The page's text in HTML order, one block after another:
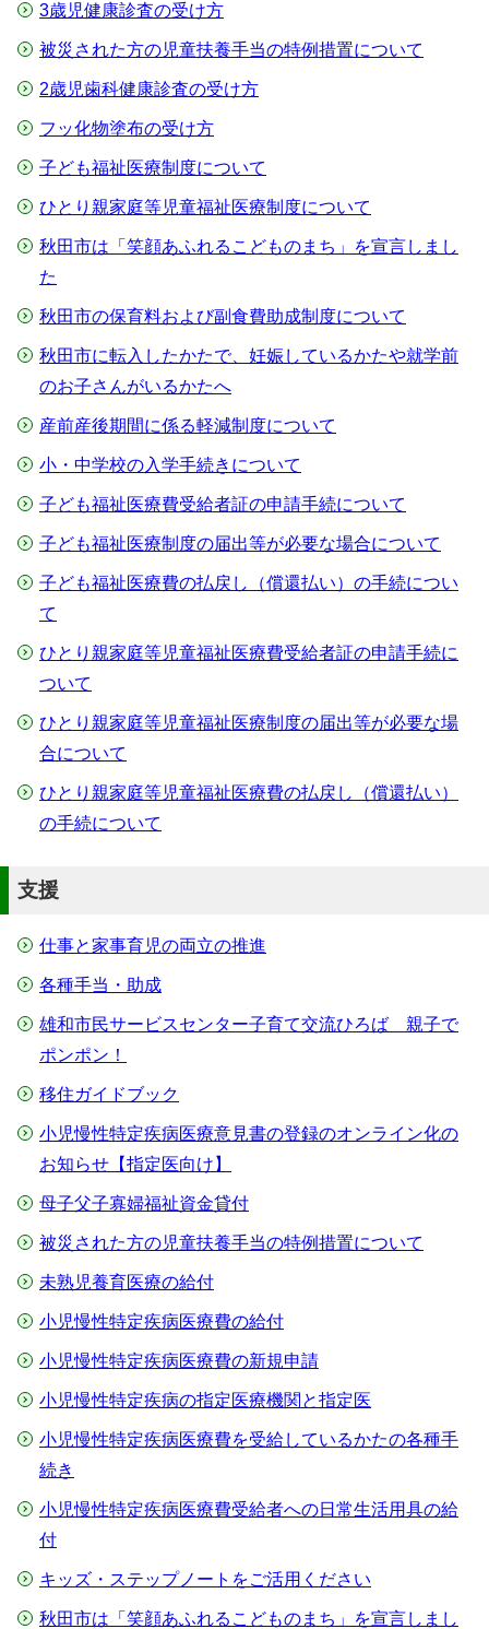
3歳児健康診査の受け方
被災された方の児童扶養手当の特例措置について
2歳児歯科健康診査の受け方
フッ化物塗布の受け方
子ども福祉医療制度について
ひとり親家庭等児童福祉医療制度について
秋田市は「笑顔あふれるこどものまち」を宣言しまし
た
秋田市の保育料および副食費助成制度について
秋田市に転入したかたで、妊娠しているかたや就学前
のお子さんがいるかたへ
産前産後期間に係る軽減制度について
小・中学校の入学手続きについて
子ども福祉医療費受給者証の申請手続について
子ども福祉医療制度の届出等が必要な場合について
子ども福祉医療費の払戻し（償還払い）の手続につい
て
ひとり親家庭等児童福祉医療費受給者証の申請手続に
ついて
ひとり親家庭等児童福祉医療制度の届出等が必要な場
合について
ひとり親家庭等児童福祉医療費の払戻し（償還払い）
の手続について
支援
仕事と家事育児の両立の推進
各種手当・助成
雄和市民サービスセンター子育て交流ひろば 親子で
ポンポン！
移住ガイドブック
小児慢性特定疾病医療意見書の登録のオンライン化の
お知らせ【指定医向け】
母子父子寡婦福祉資金貸付
被災された方の児童扶養手当の特例措置について
未熟児養育医療の給付
小児慢性特定疾病医療費の給付
小児慢性特定疾病医療費の新規申請
小児慢性特定疾病の指定医療機関と指定医
小児慢性特定疾病医療費を受給しているかたの各種手
続き
小児慢性特定疾病医療費受給者への日常生活用具の給
付
キッズ・ステップノートをご活用ください
秋田市は「笑顔あふれるこどものまち」を宣言しまし